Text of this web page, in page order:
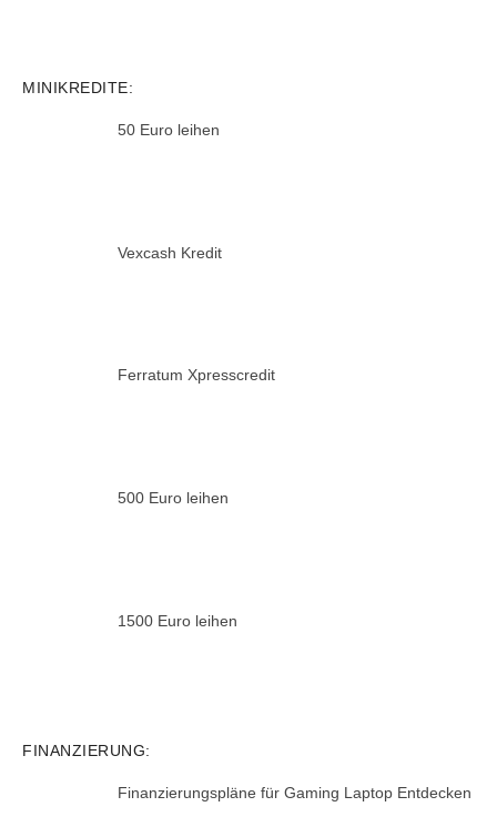
MINIKREDITE:
50 Euro leihen
Vexcash Kredit
Ferratum Xpresscredit
500 Euro leihen
1500 Euro leihen
FINANZIERUNG:
Finanzierungspläne für Gaming Laptop Entdecken